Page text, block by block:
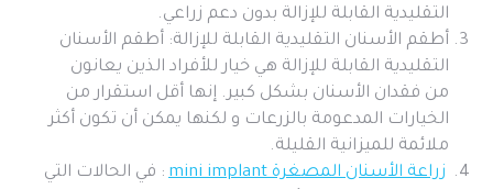
التقليدية القابلة للإزالة بدون دعم زراعي.
أطقم الأسنان التقليدية القابلة للإزالة: أطقم الأسنان
التقليدية القابلة للإزالة هي خيار للأفراد الذين يعانون
من فقدان الأسنان بشكل كبير. إنها أقل استقرار من
الخيارات المدعومة بالزرعات و لكنها يمكن أن تكون أكثر
ملائمة للميزانية القليلة.
زراعة الأسنان المصغرة mini implant
: في الحالات التي